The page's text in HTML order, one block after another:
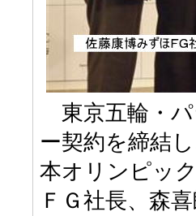
東京五輪・
ー契約を締結
本オリンピッ
ＦＧ社長、森